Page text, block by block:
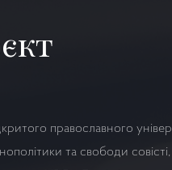
православного
та свободи совісті,